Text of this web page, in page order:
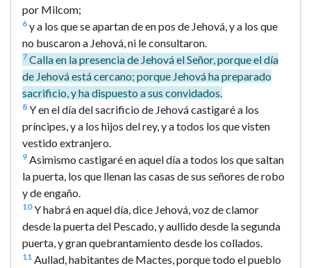
por Milcom;
6 y a los que se apartan de en pos de Jehová, y a los que
no buscaron a Jehová, ni le consultaron.
7 Calla en la presencia de Jehová el Señor, porque el día
de Jehová está cercano; porque Jehová ha preparado
sacrificio, y ha dispuesto a sus convidados.
8 Y en el día del sacrificio de Jehová castigaré a los
príncipes, y a los hijos del rey, y a todos los que visten
vestido extranjero.
9 Asimismo castigaré en aquel día a todos los que saltan
la puerta, los que llenan las casas de sus señores de robo
y de engaño.
10Y habrá en aquel día, dice Jehová, voz de clamor
desde la puerta del Pescado, y aullido desde la segunda
puerta, y gran quebrantamiento desde los collados.
11 Aullad, habitantes de Mactes, porque todo el pueblo